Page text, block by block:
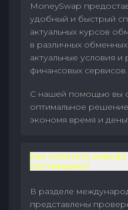
MoneySwap
удобный и быстрый
актуальных курсов
в различных обменных
актуальные условия и
финансовых сервисов.
С нашей помощью вы
оптимальное
экономя время и
Как оплатить
поставщику?
В разделе
представлены